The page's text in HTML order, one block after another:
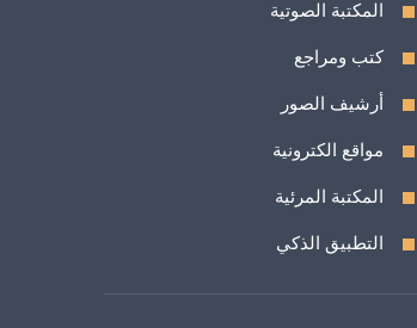
المكتبة الصوتية
كتب ومراجع
أرشيف الصور
مواقع الكترونية
المكتبة المرئية
التطبيق الذكي